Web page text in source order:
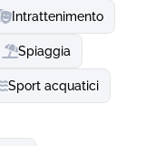
Intrattenimento
Spiaggia
Sport acquatici